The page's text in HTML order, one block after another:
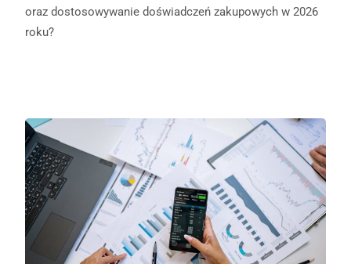
oraz dostosowywanie doświadczeń zakupowych w 2026
roku?